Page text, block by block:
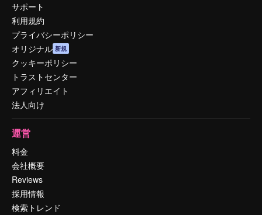
サポート
利用規約
プライバシーポリシー
オリジナル 新規
クッキーポリシー
トラストセンター
アフィリエイト
法人向け
運営
料金
会社概要
Reviews
採用情報
検索トレンド